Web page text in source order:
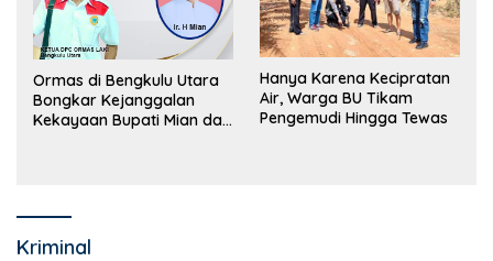
Ormas di Bengkulu Utara
Bongkar Kejanggalan
Kekayaan Bupati Mian dan
Hanya Karena Kecipratan
Air, Warga BU Tikam
Pengemudi Hingga Tewas
Kriminal